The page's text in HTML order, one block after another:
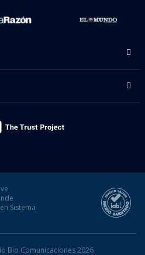
Sistema
Bio Comunicaciones 2026